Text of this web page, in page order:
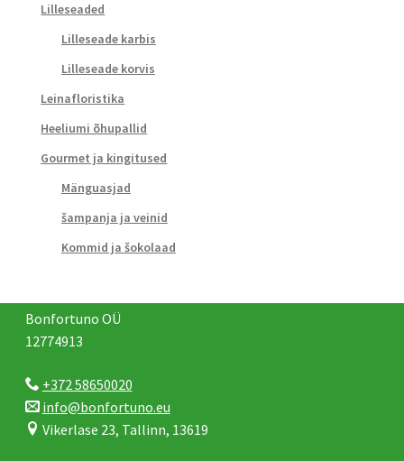
Lilleseaded
Lilleseade karbis
Lilleseade korvis
Leinafloristika
Heeliumi õhupallid
Gourmet ja kingitused
Mänguasjad
šampanja ja veinid
Kommid ja šokolaad
Bonfortuno OÜ
12774913
+372 58650020
info@bonfortuno.eu
Vikerlase 23, Tallinn, 13619